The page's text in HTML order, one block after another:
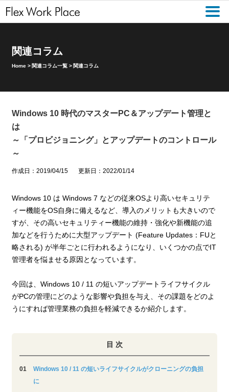
関連コラム
Home > 関連コラム一覧 > 関連コラム
Windows 10 時代のマスターPC＆アップデート管理と
は
～「プロビジョニング」とアップデートのコントロール
～
作成日：2019/04/15 更新日：2022/01/14
Windows 10 は Windows 7 などの従来OSより高いセキュリテ
ィー機能をOS自身に備えるなど、導入のメリットも大きいので
すが、その高いセキュリティー機能の維持・強化や新機能の追
加などを行うために大型アップデート (Feature Updates：FUと
略される) が半年ごとに行われるようになり、いくつかの点でIT
管理者を悩ませる原因となっています。
今回は、Windows 10 / 11 の短いアップデートライフサイクル
がPCの管理にどのような影響や負担を与え、その課題をどのよ
うにすれば管理業務の負担を軽減できるか紹介します。
目 次
Windows 10 / 11 の短いライフサイクルがクローニングの負担
に